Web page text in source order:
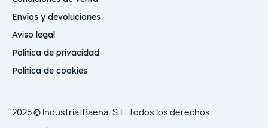
Envíos y devoluciones
Aviso legal
Política de privacidad
Política de cookies
2025 © Industrial Baena, S.L. Todos los derechos